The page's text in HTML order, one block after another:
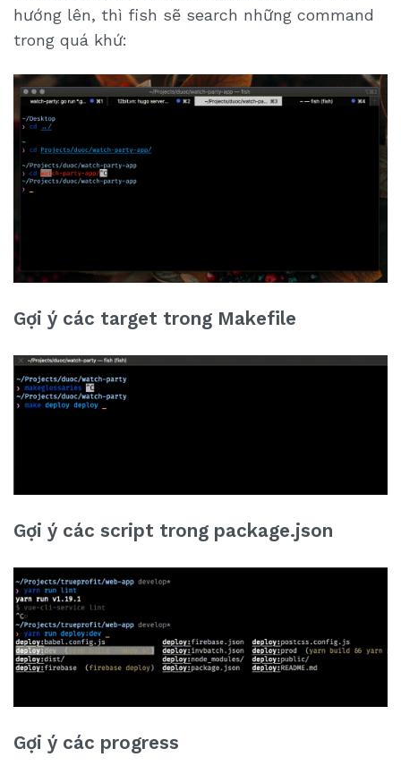
hướng lên, thì fish sẽ search những command
trong quá khứ:
Gợi ý các target trong Makefile
Gợi ý các script trong package.json
Gợi ý các progress